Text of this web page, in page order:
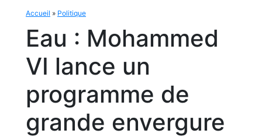
Accueil » Politique
Eau : Mohammed
VI lance un
programme de
grande envergure